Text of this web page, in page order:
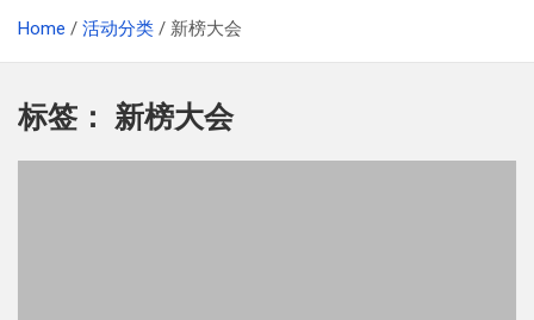
Home 活动分类 新榜大会
标签： 新榜大会